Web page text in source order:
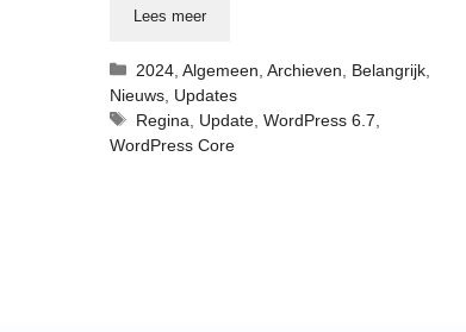
Lees meer
Categorieën
2024 ,Algemeen ,Archieven Belangrijk
Nieuws Updates
Tags
Regina Update ,WordPress 6.7
WordPress Core